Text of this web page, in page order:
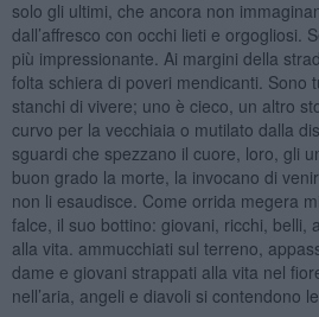
solo gli ultimi, che ancora non
dall’affresco con occhi lieti e orgogliosi.
più impressionante. Ai margini della
folta schiera di poveri mendicanti. Sono
stanchi di vivere; uno è cieco, un altro
curvo per la vecchiaia o mutilato dalla
sguardi che spezzano il cuore, loro, gli
buon grado la morte, la invocano di
non li esaudisce. Come orrida megera
falce, il suo bottino: giovani, ricchi, belli,
alla vita. ammucchiati sul terreno,
dame e giovani strappati alla vita nel
nell’aria, angeli e diavoli si contendono